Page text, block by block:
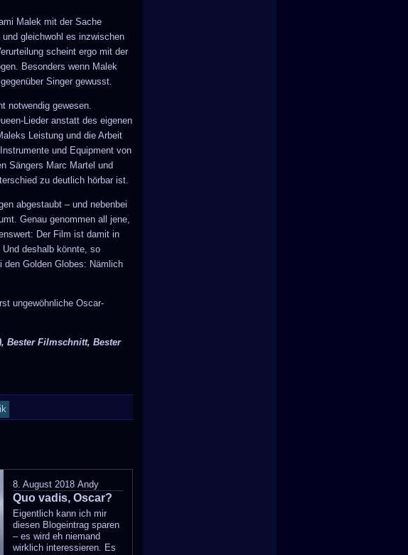
Malek mit der Sache
gleichwohl es inzwischen
scheint ergo mit der
Besonders wenn Malek
Singer gewusst.
notwendig gewesen.
Lieder anstatt des eigenen
Leistung und die Arbeit
und Equipment von
Sängers Marc Martel und
zu deutlich hörbar ist.
abgestaubt – und nebenbei
Genau genommen all jene,
Der Film ist damit in
deshalb könnte, so
den Golden Globes: Nämlich
ungewöhnliche Oscar-
Bester Filmschnitt, Bester
8. August 2018 Andy
Quo vadis, Oscar?
Eigentlich kann ich mir
diesen Blogeintrag sparen
– es wird eh niemand
wirklich interessieren. Es